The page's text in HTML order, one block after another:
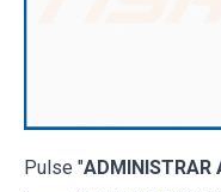
Pulse "ADMINISTRAR